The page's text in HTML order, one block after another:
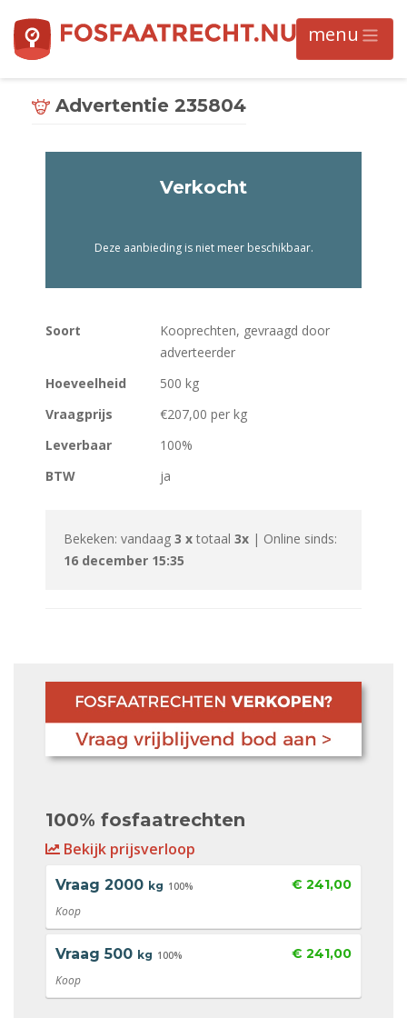
Advertentie 235804
Soort
Kooprechten, gevraagd door
adverteerder
Hoeveelheid
500 kg
Vraagprijs
€207,00 per kg
Leverbaar
100%
BTW
ja
Bekeken: vandaag 3 x totaal 3x | Online sinds:
16 december 15:35
Verkocht
Deze aanbieding is niet meer beschikbaar.
100% fosfaatrechten
Bekijk prijsverloop
Vraag 2000 kg 100% € 241,00
Koop
Vraag 500 kg 100% € 241,00
Koop